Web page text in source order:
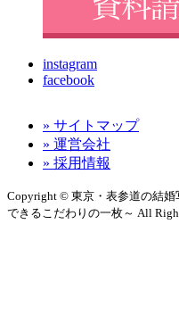
instagram
facebook
This page can't load
Do you own this
» サイトマップ
» 運営会社
» 採用情報
Copyright © 東京・表参道の結
できるこだわりの一枚～ All